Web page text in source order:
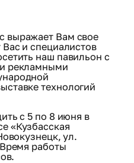
выражает Вам свое
и специалистов
наш павильон с
рекламными
технологий
с 5 по 8 июня в
«Кузбасская
ул.
работы